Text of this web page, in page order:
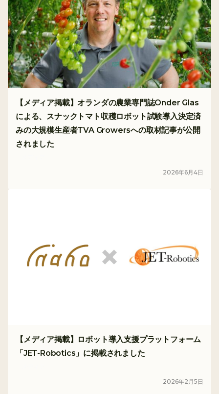
【メディア掲載】オランダの農業専門誌Onder Glas
による、スナックトマト収穫ロボット試験導入決定済
みの大規模生産者TVA Growersへの取材記事が公開
されました
2026年6月4日
【メディア掲載】ロボット導入支援プラットフォーム
「JET-Robotics」に掲載されました
2026年2 月5 日